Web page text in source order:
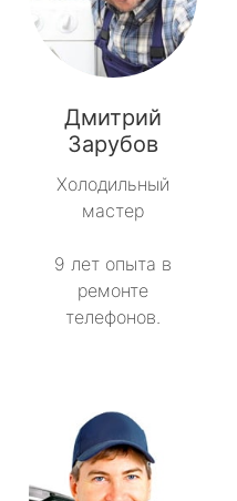
Дмитрий
Зарубов
Холодильный
мастер
9 лет опыта в
ремонте
телефонов.